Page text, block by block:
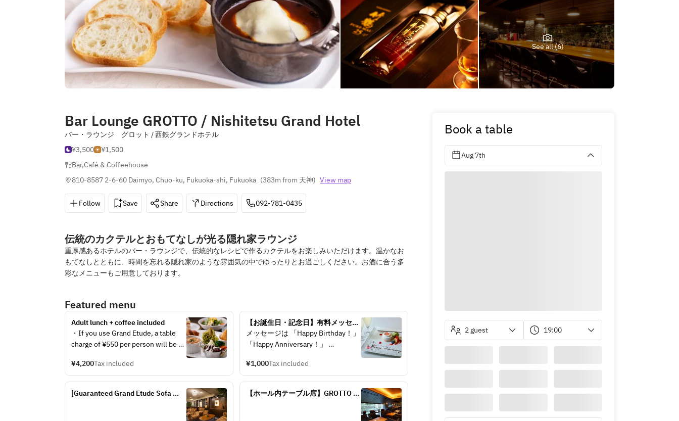
See all (6)
Bar Lounge GROTTO / Nishitetsu Grand Hotel
バー・ラウンジ グロット / 西鉄グランドホテル
¥3,500
¥1,500
Bar,Café & Coffeehouse
810-8587 2-6-60 Daimyo, Chuo-ku, Fukuoka-shi, Fukuoka (383m from 天神) View map
Follow Save Share Directions 092-781-0435
伝統のカクテルとおもてなしが光る隠れ家ラウンジ
重厚感あるホテルのバー・ラウンジで、伝統的なレシピで作るカクテルをお楽しみいただけます。温かなお
もてなしとともに、時間を忘れる隠れ家のような雰囲気の中でゆったりとお過ごしください。お酒に合う多
彩なメニューもご用意しております。
Featured menu
Adult lunch + coffee included
・If you use Grand Etude, a table
charge of ¥550 per person will be
¥4,200Tax included
【お誕生日・記念日】有料メッセー
ジプレート(※2日前までの要予約)
メッセージは 「Happy Birthday！」
「Happy Anniversary！」
りがとう♡」など。
¥1,000Tax included
[Guaranteed Grand Etude Sofa
【ホール内テーブル席】GROTTO ア
Book a table
Aug 7th
2 guest 19:00